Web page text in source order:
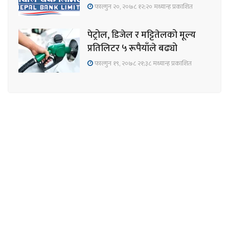
फाल्गुन २०, २०७८ १२;२० मध्यान्ह प्रकाशित
पेट्रोल, डिजेल र मट्टितेलको मूल्य
प्रतिलिटर ५ रूपैयाँले बढ्यो
फाल्गुन १९, २०७८ २१;३८ मध्यान्ह प्रकाशित